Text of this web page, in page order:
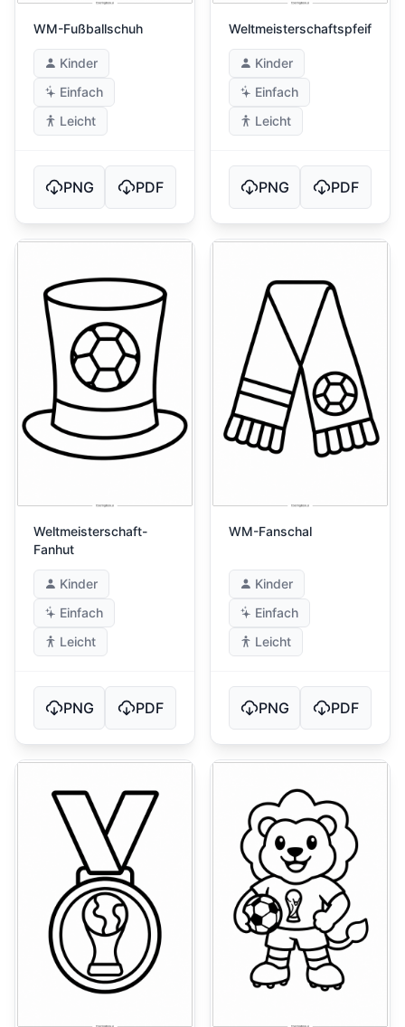
WM-Fußballschuh
Kinder
Einfach
Leicht
PNG PDF
Weltmeisterschaftspfeife
Kinder
Einfach
Leicht
PNG PDF
Weltmeisterschaft-
Fanhut
Kinder
Einfach
Leicht
PNG PDF
WM-Fanschal
Kinder
Einfach
Leicht
PNG PDF